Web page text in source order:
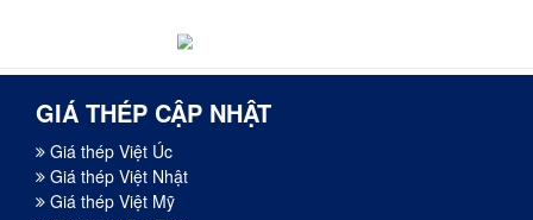
GIÁ THÉP CẬP NHẬT
Giá thép Việt Úc
Giá thép Việt Nhật
Giá thép Việt Mỹ